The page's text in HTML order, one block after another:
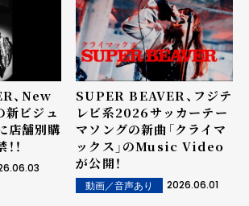
、New
新ビジュ
店舗別購
！
SUPER BEAVER、フジテ
レビ系2026サッカーテー
マソングの新曲「クライマ
ックス」のMusic Video
が公開！
動画／音声あり 2026.06.01